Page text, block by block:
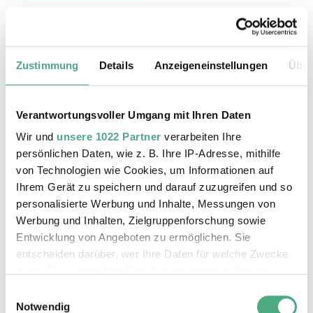
Zustimmung Details Anzeigeneinstellungen
Verantwortungsvoller Umgang mit Ihren Daten
Wir und unsere 1022 Partner verarbeiten Ihre
persönlichen Daten, wie z. B. Ihre IP-Adresse, mithilfe
von Technologien wie Cookies, um Informationen auf
Ihrem Gerät zu speichern und darauf zuzugreifen und so
personalisierte Werbung und Inhalte, Messungen von
Werbung und Inhalten, Zielgruppenforschung sowie
Entwicklung von Angeboten zu ermöglichen. Sie
entscheiden darüber, wer Ihre Daten für welche Zwecke
Trigger Symbol ändern oder widerrufen
Notwendig
ÖFFENTLICHE FÜHRUNG
Der Erzschrägaufzug der Völklinger Hütte mit
Copyright: Weltkulturerbe Völklinger Hütte | Karl
©
Das Weltkulturerbe Völklinger Hütte